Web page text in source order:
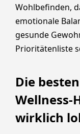
Wohlbefinden,
emotionale
gesunde
Prioritätenliste
Die
Wellness-
wirklich